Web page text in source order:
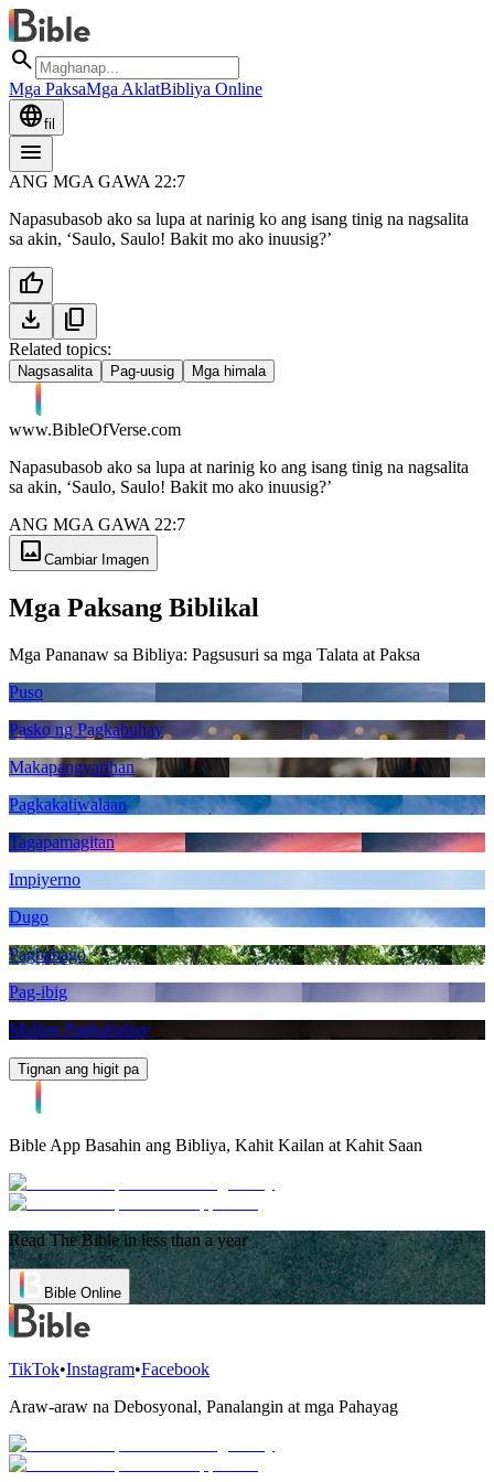
search
Mga PaksaMga AklatBibliya Online
languagefil
menu
ANG MGA GAWA 22:7
Napasubasob ako sa lupa at narinig ko ang isang tinig na nagsalita
sa akin, ‘Saulo, Saulo! Bakit mo ako inuusig?’
thumb_up
download
content_copy
Related topics:
Nagsasalita Pag-uusig Mga himala
www.BibleOfVerse.com
Napasubasob ako sa lupa at narinig ko ang isang tinig na nagsalita
sa akin, ‘Saulo, Saulo! Bakit mo ako inuusig?’
ANG MGA GAWA 22:7
image Cambiar Imagen
Mga Paksang Biblikal
Mga Pananaw sa Bibliya: Pagsusuri sa mga Talata at Paksa
Puso
Pasko ng Pagkabuhay
Makapangyarihan
Pagkakatiwalaan
Tagapamagitan
Impiyerno
Dugo
Pagbabago
Pag-ibig
Muling Pagkabuhay
Tignan ang higit pa
Bible App Basahin ang Bibliya, Kahit Kailan at Kahit Saan
Read The Bible in less than a year
Bible Online
TikTok•Instagram•Facebook
Araw-araw na Debosyonal, Panalangin at mga Pahayag